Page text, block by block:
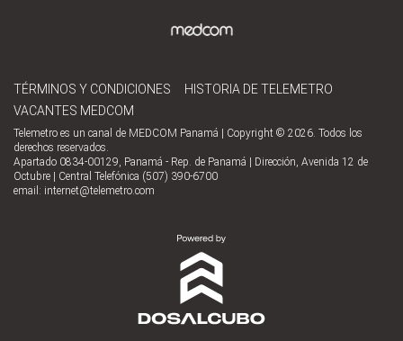
TÉRMINOS Y CONDICIONES
HISTORIA DE TELEMETRO
VACANTES MEDCOM
Telemetro es un canal de MEDCOM Panamá | Copyright © 2026. Todos los
derechos reservados.
Apartado 0834-00129, Panamá - Rep. de Panamá | Dirección, Avenida 12 de
Octubre | Central Telefónica (507) 390-6700
email: internet@telemetro.com